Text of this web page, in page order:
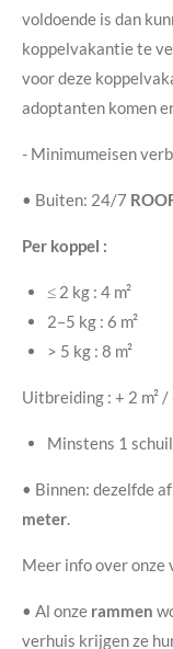
voldoende is dan
koppelvakantie te
voor deze
adoptanten komen
- Minimumeisen
• Buiten: 24/7
Per koppel :
≤ 2 kg : 4 m²
2–5 kg : 6 m²
> 5 kg : 8 m²
Uitbreiding : + 2 m² /
Minstens 1
• Binnen: dezelfde
meter.
Meer info over onze
• Al onze rammen
verhuis krijgen ze